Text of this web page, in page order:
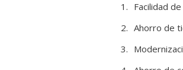
Facilidad
Ahorro de